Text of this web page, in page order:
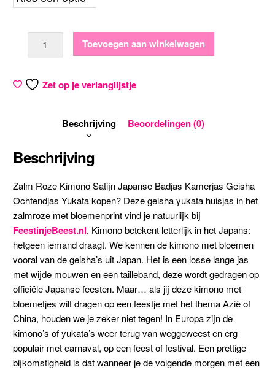
Aantal Toevoegen aan winkelwagen
Zet op je verlanglijstje
Beschrijving Beoordelingen (0)
Beschrijving
Zalm Roze Kimono Satijn Japanse Badjas Kamerjas Geisha
Ochtendjas Yukata kopen? Deze geisha yukata huisjas in het
zalmroze met bloemenprint vind je natuurlijk bij
FeestinjeBeest.nl. Kimono betekent letterlijk in het Japans:
hetgeen iemand draagt. We kennen de kimono met bloemen
vooral van de geisha’s uit Japan. Het is een losse lange jas
met wijde mouwen en een tailleband, deze wordt gedragen op
officiële Japanse feesten. Maar… als jij deze kimono met
bloemetjes wilt dragen op een feestje met het thema Azië of
China, houden we je zeker niet tegen! In Europa zijn de
kimono’s of yukata’s weer terug van weggeweest en erg
populair met carnaval, op een feest of festival. Een prettige
bijkomstigheid is dat wanneer je de volgende morgen met een